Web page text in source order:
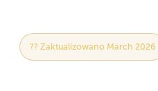
?? Zaktualizowano March 2026